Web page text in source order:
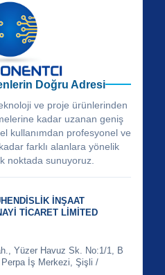
Doğru Adresi
ve proje ürünlerinden
kadar uzanan geniş
kullanımdan profesyonel ve
farklı alanlara yönelik
noktada sunuyoruz.
İNŞAAT
TİCARET LİMİTED
Yüzer Havuz Sk. No:1/1, B
İş Merkezi, Şişli /